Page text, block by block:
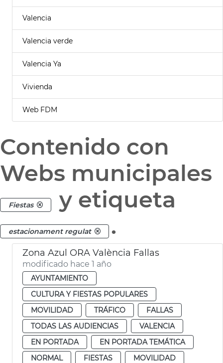
Valencia
Valencia verde
Valencia Ya
Vivienda
Web FDM
Contenido con
Webs municipales
Fiestas y etiqueta
estacionament regulat .
Zona Azul ORA València Fallas
modificado hace 1 año
AYUNTAMIENTO
CULTURA Y FIESTAS POPULARES
MOVILIDAD
TRÁFICO
FALLAS
TODAS LAS AUDIENCIAS
VALENCIA
EN PORTADA
EN PORTADA TEMÁTICA
NORMAL
FIESTAS
MOVILIDAD